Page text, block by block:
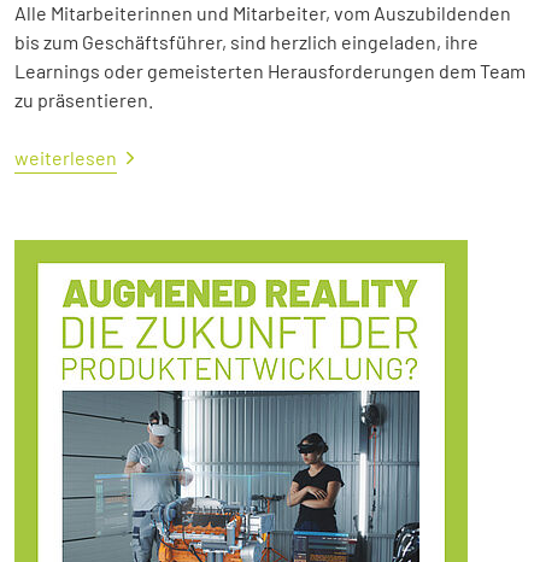
Alle Mitarbeiterinnen und Mitarbeiter, vom Auszubildenden
bis zum Geschäftsführer, sind herzlich eingeladen, ihre
Learnings oder gemeisterten Herausforderungen dem Team
zu präsentieren.
weiterlesen